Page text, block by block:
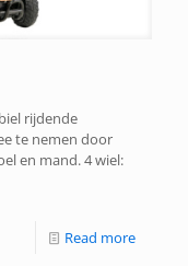
rijdende
te nemen door
en mand. 4 wiel:
Read more